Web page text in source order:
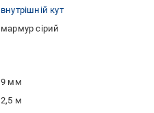
внутрішній кут
мармур сірий
9 мм
2,5 м